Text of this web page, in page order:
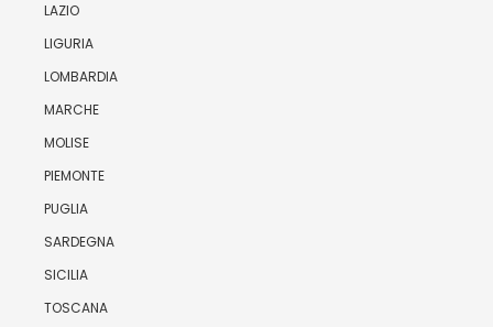
LAZIO
LIGURIA
LOMBARDIA
MARCHE
MOLISE
PIEMONTE
PUGLIA
SARDEGNA
SICILIA
TOSCANA